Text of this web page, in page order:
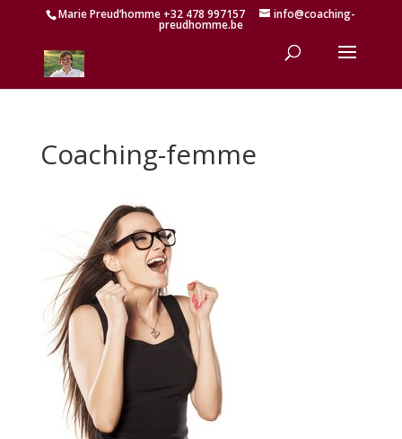
Marie Preud’homme +32 478 997157 info@coaching-
preudhomme.be
Coaching-femme